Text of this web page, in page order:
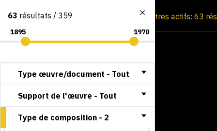
Consultation par image Filtres actifs: 63
63 résultats / 359
Type œuvre/document - Tout
Support de l'œuvre - Tout
Type de composition - 2